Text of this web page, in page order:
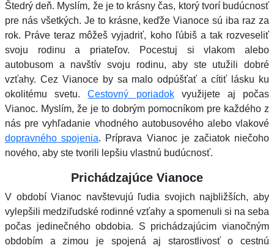
Štedrý deň. Myslím, že je to krásny čas, ktorý tvorí budúcnosť
pre nás všetkých. Je to krásne, keďže Vianoce sú iba raz za
rok. Práve teraz môžeš vyjadriť, koho ľúbiš a tak rozveseliť
svoju rodinu a priateľov. Pocestuj si vlakom alebo
autobusom a navštív svoju rodinu, aby ste utužili dobré
vzťahy. Cez Vianoce by sa malo odpúšťať a cítiť lásku ku
okolitému svetu.Cestovný poriadokvyužijete aj počas
Vianoc. Myslím, že je to dobrým pomocníkom pre každého z
nás pre vyhľadanie vhodného autobusového alebo vlakové
dopravného spojenia. Príprava Vianoc je začiatok niečoho
nového, aby ste tvorili lepšiu vlastnú budúcnosť.
Prichádzajúce Vianoce
V období Vianoc navštevujú ľudia svojich najbližších, aby
vylepšili medziľudské rodinné vzťahy a spomenuli si na seba
počas jedinečného obdobia. S prichádzajúcim vianočným
obdobím a zimou je spojená aj starostlivosť o cestnú